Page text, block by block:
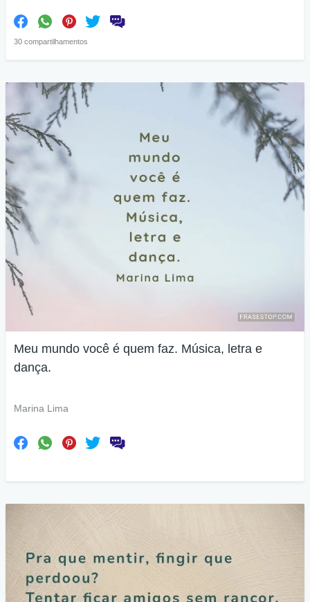
30 compartilhamentos
Meu mundo você é quem faz. Música, letra e
dança.
Marina Lima